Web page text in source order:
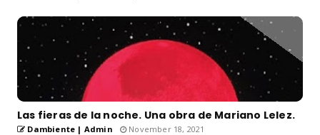
Las fieras de la noche. Una obra de Mariano Lelez.
Dambiente | Admin November 18, 2021